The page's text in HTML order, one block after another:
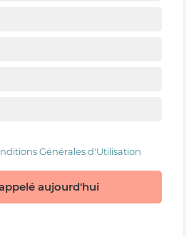
Générales d'Utilisation
aujourd'hui